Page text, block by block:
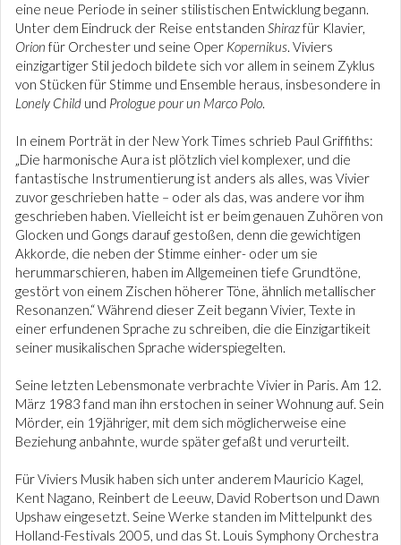
eine neue Periode in seiner stilistischen Entwicklung begann.
Unter dem Eindruck der Reise entstanden Shirazfür Klavier,
Orion für Orchester und seine Oper Kopernikus. Viviers
einzigartiger Stil jedoch bildete sich vor allem in seinem Zyklus
von Stücken für Stimme und Ensemble heraus, insbesondere in
Lonely Child und Prologue pour un Marco Polo.
In einem Porträt in der New York Times schrieb Paul Griffiths:
„Die harmonische Aura ist plötzlich viel komplexer, und die
fantastische Instrumentierung ist anders als alles, was Vivier
zuvor geschrieben hatte – oder als das, was andere vor ihm
geschrieben haben. Vielleicht ist er beim genauen Zuhören von
Glocken und Gongs darauf gestoßen, denn die gewichtigen
Akkorde, die neben der Stimme einher- oder um sie
herummarschieren, haben im Allgemeinen tiefe Grundtöne,
gestört von einem Zischen höherer Töne, ähnlich metallischer
Resonanzen.“ Während dieser Zeit begann Vivier, Texte in
einer erfundenen Sprache zu schreiben, die die Einzigartikeit
seiner musikalischen Sprache widerspiegelten.
Seine letzten Lebensmonate verbrachte Vivier in Paris. Am 12.
März 1983 fand man ihn erstochen in seiner Wohnung auf. Sein
Mörder, ein 19jähriger, mit dem sich möglicherweise eine
Beziehung anbahnte, wurde später gefaßt und verurteilt.
Für Viviers Musik haben sich unter anderem Mauricio Kagel,
Kent Nagano, Reinbert de Leeuw, David Robertson und Dawn
Upshaw eingesetzt. Seine Werke standen im Mittelpunkt des
Holland-Festivals 2005, und das St. Louis Symphony Orchestra